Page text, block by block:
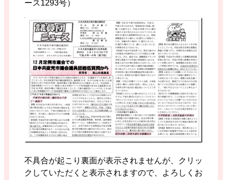
ース1293号）
不具合が起こり裏面が表示されませんが、クリッ
クしていただくと表示されますので、よろしくお